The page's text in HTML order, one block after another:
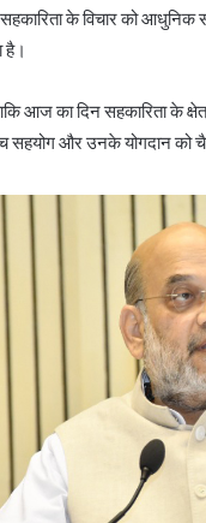
के विचार को
है।
आज का दिन सहकारिता के
सहयोग और उनके योगदान को